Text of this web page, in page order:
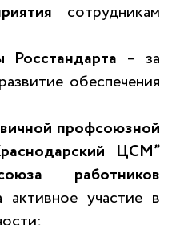
сотрудникам
Росстандарта – за
обеспечения
профсоюзной
ЦСМ”
работников
активное участие в